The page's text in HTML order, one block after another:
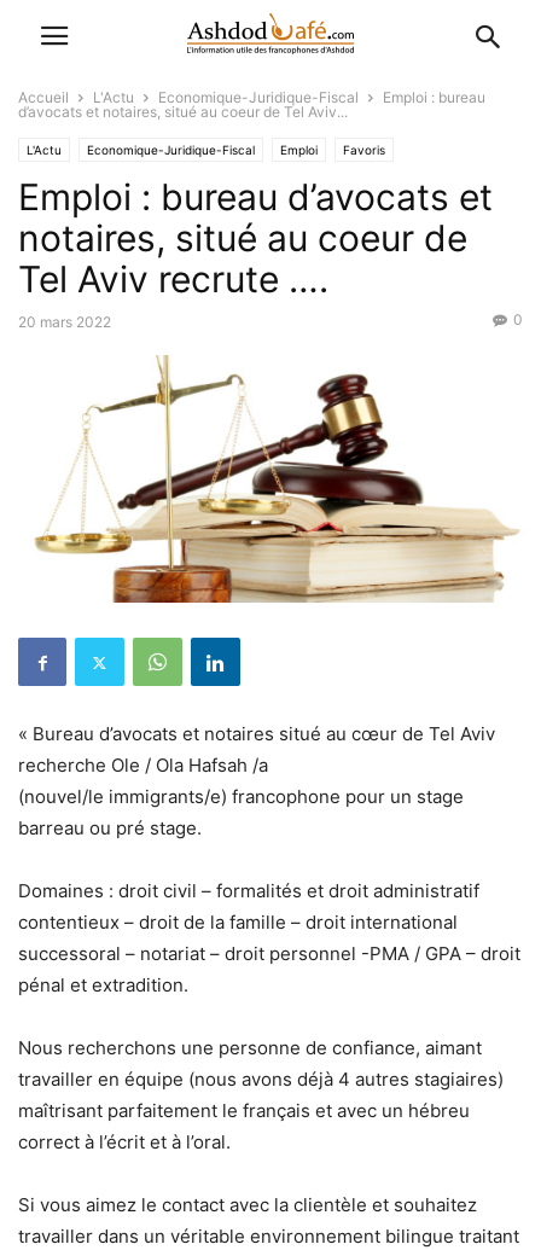
Accueil L'Actu Economique-Juridique-Fiscal
Emploi : bureau
d’avocats et notaires, situé au coeur de Tel Aviv...
L'Actu Economique-Juridique-Fiscal Emploi Favoris
offres et demandes d'emploi
Emploi : bureau d’avocats et
notaires, situé au coeur de
Tel Aviv recrute ….
20 mars 2022 0
« Bureau d’avocats et notaires situé au cœur de Tel Aviv
recherche Ole / Ola Hafsah /a
(nouvel/le immigrants/e) francophone pour un stage
barreau ou pré stage.
Domaines : droit civil – formalités et droit administratif
contentieux – droit de la famille – droit international
successoral – notariat – droit personnel -PMA / GPA – droit
pénal et extradition.
Nous recherchons une personne de confiance, aimant
travailler en équipe (nous avons déjà 4 autres stagiaires)
maîtrisant parfaitement le français et avec un hébreu
correct à l’écrit et à l’oral.
Si vous aimez le contact avec la clientèle et souhaitez
travailler dans un véritable environnement bilingue traitant